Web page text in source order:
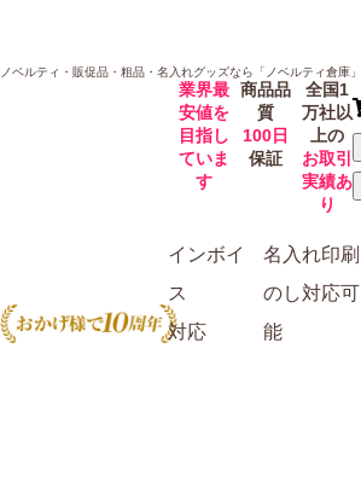
ノベルティ・販促品・粗品・名入れグッズなら「ノベルティ倉庫」
業界最
安値を
目指し
ていま
す
商品品
質
100日
保証
全国1
万社以
上の
お取引
実績あ
り
インボイ
ス
対応
名入れ印刷
のし対応可
能